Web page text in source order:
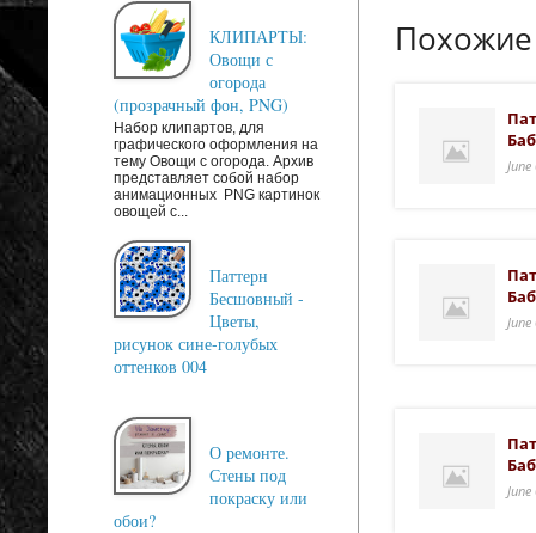
КЛИПАРТЫ:
Овощи с
огорода
(прозрачный фон, PNG)
Набор клипартов, для
графического оформления на
тему Овощи с огорода. Архив
представляет собой набор
анимационных PNG картинок
овощей с...
Паттерн
Бесшовный -
Цветы,
рисунок сине-голубых
оттенков 004
О ремонте.
Стены под
покраску или
обои?